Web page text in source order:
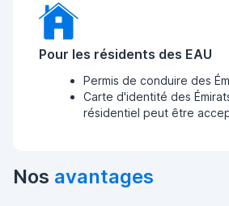
Pour les résidents des EAU
Permis de conduire des
Carte d'identité des
résidentiel peut être
Nos avantages